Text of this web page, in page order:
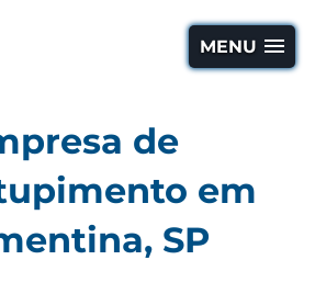
MENU
de
em
SP